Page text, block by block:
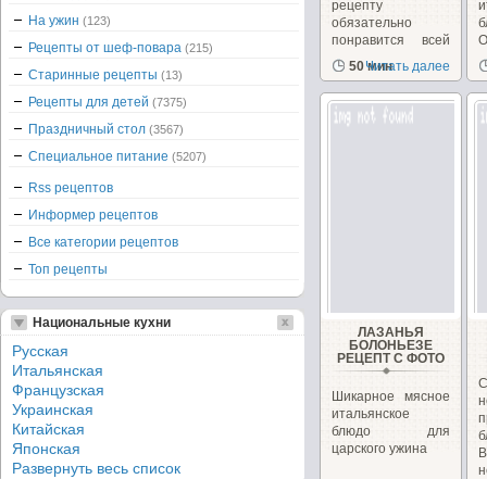
рецепту
обязательно
понравится всей
семье!
50 мин
Читать далее
ЛАЗАНЬЯ
БОЛОНЬЕЗЕ
РЕЦЕПТ С ФОТО
Шикарное мясное
итальянское
блюдо для
царского ужина
На ужин (123)
Рецепты от шеф-повара (215)
Старинные рецепты (13)
Рецепты для детей (7375)
Праздничный стол (3567)
Специальное питание (5207)
Rss рецептов
Информер рецептов
Все категории рецептов
Топ рецепты
Национальные кухни
Русская
Итальянская
Французская
Украинская
Китайская
Японская
Развернуть весь список